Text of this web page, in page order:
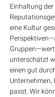
Einhaltung
eine Kultur
unterschätzt
einen gut
Unternehmen,
passt. Wir